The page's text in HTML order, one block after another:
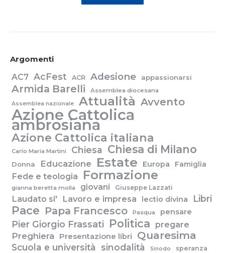
Argomenti
AC7 AcFest ACR Adesione appassionarsi
Armida Barelli Assemblea diocesana
Assemblea nazionale Attualità Avvento
Azione Cattolica
ambrosiana
Azione Cattolica italiana
Carlo Maria Martini Chiesa Chiesa di Milano
Donna Educazione Estate Europa Famiglia
Fede e teologia Formazione
gianna beretta molla giovani Giuseppe Lazzati
Laudato si' Lavoro e impresa lectio divina Libri
Pace Papa Francesco Pasqua pensare
Pier Giorgio Frassati Politica pregare
Preghiera
Presentazione libri Quaresima
Scuola e università sinodalità Sinodo speranza